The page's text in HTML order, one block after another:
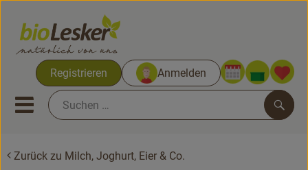
Registrieren Anmelden
Mobiles Menu öffnen oder
Biokisten
Zurück zu Milch, Joghurt, Eier & Co.